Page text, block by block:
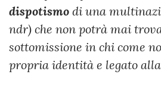
dispotismo di una
ndr) che non potrà mai
sottomissione in chi come
propria identità e legato